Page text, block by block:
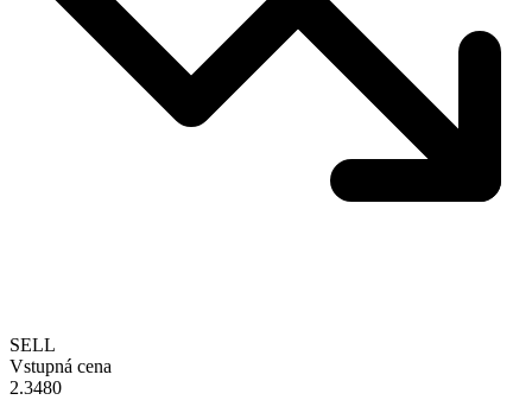
SELL
Vstupná cena
2.3480